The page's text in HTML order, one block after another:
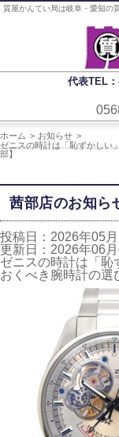
質屋かんてい局は岐阜・愛知の
代表TEL：
ホーム
お知らせ
ゼニスの時計は「恥ずかしい
部】
茜部店のお知ら
投稿日：2026年05月
更新日：2026年06月
ゼニスの時計は「恥
おくべき腕時計の選